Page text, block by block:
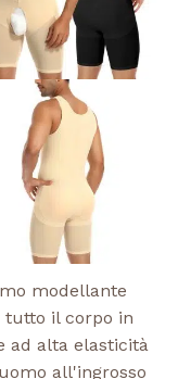
modellante
tutto il corpo in
ad alta elasticità
all'ingrosso
varianti.
Le
opzioni
essere
scelte
nella